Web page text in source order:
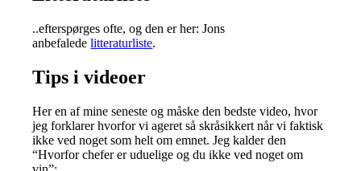
..efterspørges ofte, og den er her: Jons
anbefaledelitteraturliste.
Tips i videoer
Her en af mine seneste og måske den bedste video, hvor
jeg forklarer hvorfor vi ageret så skråsikkert når vi faktisk
ikke ved noget som helt om emnet. Jeg kalder den
“Hvorfor chefer er uduelige og du ikke ved noget om